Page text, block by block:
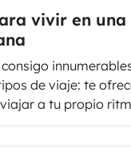
vivir en una
de viaje: te
a tu propio
en el
con todo lo